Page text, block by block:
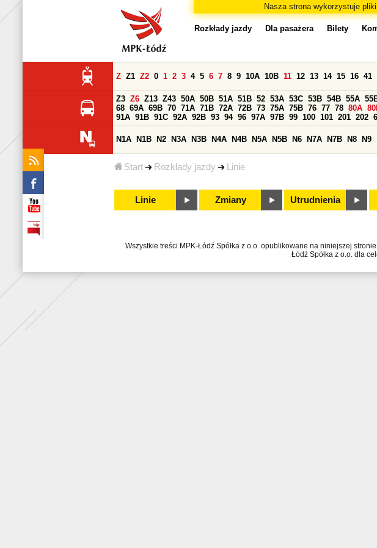
Nasza strona wykorzystuje
Start Rozkłady jazdy Linie
Rozkłady jazdy Dla pasażera Bilety
Z Z1 Z2 0 1 2 3 4 5 6 7 8 9 10A 10B 11 12 13 14 15 16 41
Z3 Z6 Z13 Z43 50A 50B 51A 51B 52 53A 53C 53B 54B 55A
68 69A 69B 70 71A 71B 72A 72B 73 75A 75B 76 77 78 80A
91A 91B 91C 92A 92B 93 94 96 97A 97B 99 100 101 201 202
N1A N1B N2 N3A N3B N4A N4B N5A N5B N6 N7A N7B N8 N9
Linie Zmiany Utrudnienia
Wszystkie treści MPK-Łódź Spółka z o.o. opublikowane na niniejszej
Łódź Spółka z o.o. dla